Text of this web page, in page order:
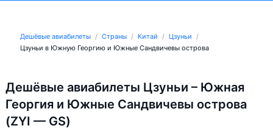
Дешёвые авиабилеты Страны Китай
Цзуньи
Цзуньи в Южную Георгию и Южные Сандвичевы острова
Дешёвые авиабилеты Цзуньи – Южная
Георгия и Южные Сандвичевы острова
(ZYI — GS)